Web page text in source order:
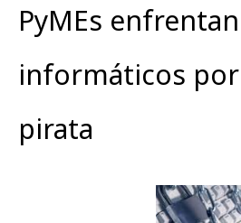
PyMEs
informáticos
pirata